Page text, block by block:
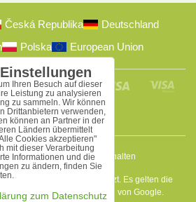
Česká Republika
Deutschland
Polska European Union
s.r.o.Alle Rechte vorbehalten
und Google geschützt. Es gelten die
a Nutzungsbedingungen von Google.
Ihren Besuch auf dieser
Leistung zu analysieren
zu sammeln. Wir können
Drittanbietern verwenden,
können an Partner in der
Ländern übermittelt
Cookies akzeptieren"
mit dieser Verarbeitung
Informationen und die
zu ändern, finden Sie
zum Datenschutz